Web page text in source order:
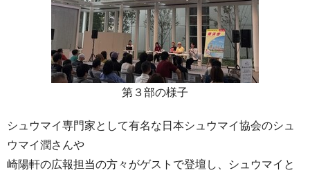
第３部の様子
シュウマイ専門家として有名な日本シュウマイ協会のシュ
ウマイ潤さんや
崎陽軒の広報担当の方々がゲストで登壇し、シュウマイと